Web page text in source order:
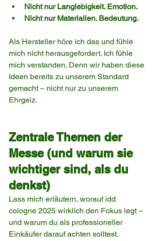
Nicht nur Langlebigkeit. Emotion.
Nicht nur Materialien. Bedeutung.
Als Hersteller höre ich das und fühle
mich nicht herausgefordert. Ich fühle
mich verstanden. Denn wir haben diese
Ideen bereits zu unserem Standard
gemacht – nicht nur zu unserem
Ehrgeiz.
Zentrale Themen der
Messe (und warum sie
wichtiger sind, als du
denkst)
Lass mich erläutern, worauf idd
cologne 2025 wirklich den Fokus legt –
und warum du als professioneller
Einkäufer darauf achten solltest.